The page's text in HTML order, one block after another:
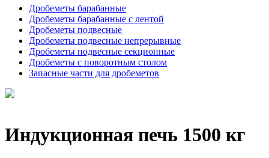
Дробеметы барабанные
Дробеметы барабанные с лентой
Дробеметы подвесные
Дробеметы подвесные непрерывные
Дробеметы подвесные секционные
Дробеметы с поворотным столом
Запасные части для дробеметов
Индукционная печь 1500 кг